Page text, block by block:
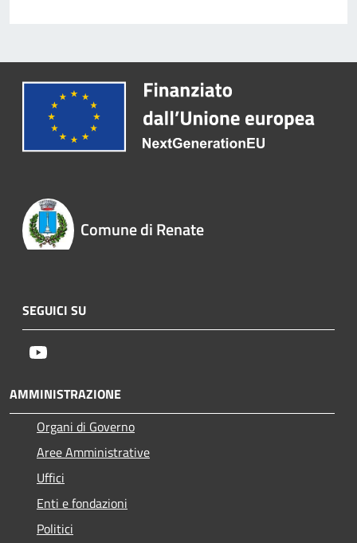
Comune di Renate
SEGUICI SU
AMMINISTRAZIONE
Organi di Governo
Aree Amministrative
Uffici
Enti e fondazioni
Politici